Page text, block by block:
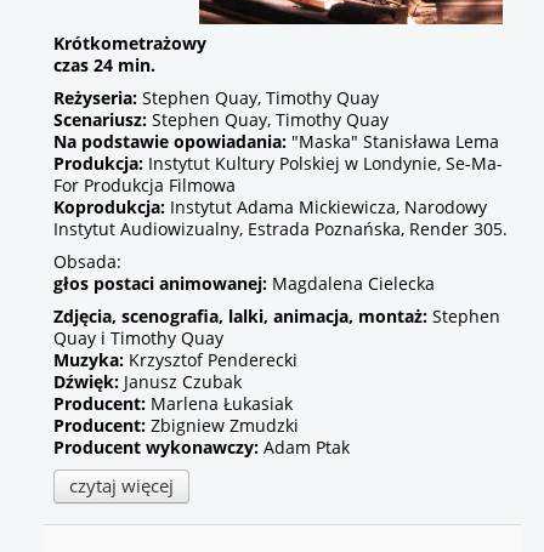
Krótkometrażowy
czas 24 min.
Reżyseria: Stephen Quay, Timothy Quay
Scenariusz: Stephen Quay, Timothy Quay
Na podstawie opowiadania: "Maska" Stanisława Lema
Produkcja: Instytut Kultury Polskiej w Londynie, Se-Ma-
For Produkcja Filmowa
Koprodukcja: Instytut Adama Mickiewicza, Narodowy
Instytut Audiowizualny, Estrada Poznańska, Render 305.
Obsada:
głos postaci animowanej: Magdalena Cielecka
Zdjęcia, scenografia, lalki, animacja, montaż: Stephen
Quay i Timothy Quay
Muzyka: Krzysztof Penderecki
Dźwięk: Janusz Czubak
Producent: Marlena Łukasiak
Producent: Zbigniew Zmudzki
Producent wykonawczy: Adam Ptak
czytaj więcej